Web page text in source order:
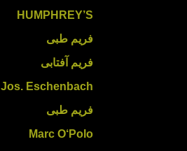
HUMPHREY’S
فریم طبی
فریم آفتابی
Jos. Eschenbach
فریم طبی
Marc O‘Polo